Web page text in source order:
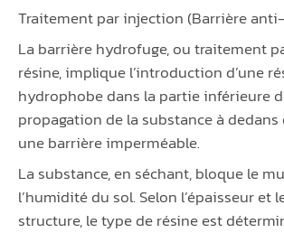
Traitement par injection (Barrière
La barrière hydrofuge, ou traitement
résine, implique l’introduction d’une
hydrophobe dans la partie inférieure
propagation de la substance à
une barrière imperméable.
La substance, en séchant, bloque le
l’humidité du sol. Selon l’épaisseur et
structure, le type de résine est